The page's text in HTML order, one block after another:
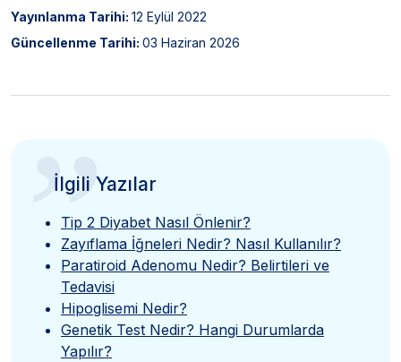
Yayınlanma Tarihi: 12 Eylül 2022
Güncellenme Tarihi: 03 Haziran 2026
”
İlgili Yazılar
Tip 2 Diyabet Nasıl Önlenir?
Zayıflama İğneleri Nedir? Nasıl Kullanılır?
Paratiroid Adenomu Nedir? Belirtileri ve
Tedavisi
Hipoglisemi Nedir?
Genetik Test Nedir? Hangi Durumlarda
Yapılır?